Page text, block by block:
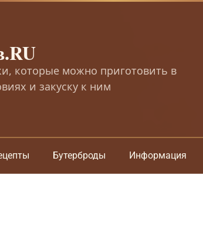
которые можно приготовить в
и закуску к ним
Бутерброды Информация